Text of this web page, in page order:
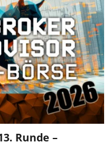
Runde –